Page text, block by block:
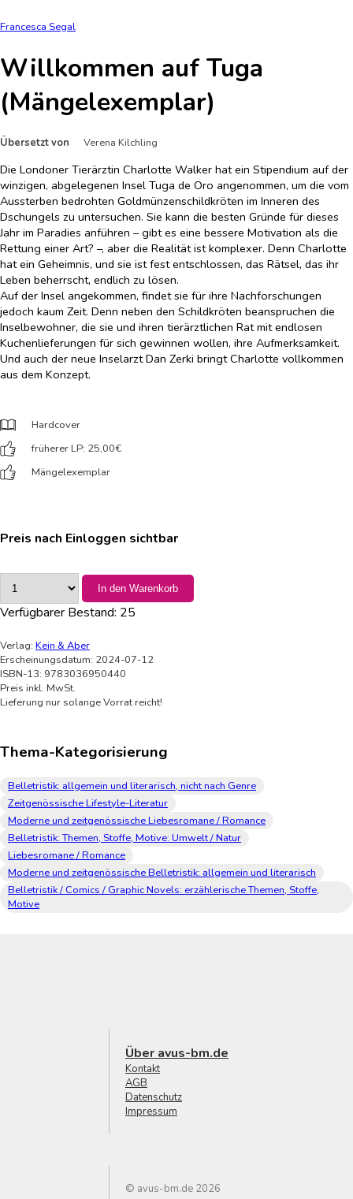
Francesca Segal
Willkommen auf Tuga
(Mängelexemplar)
Übersetzt von Verena Kilchling
Die Londoner Tierärztin Charlotte Walker hat ein Stipendium auf der
winzigen, abgelegenen Insel Tuga de Oro angenommen, um die vom
Aussterben bedrohten Goldmünzenschildkröten im Inneren des
Dschungels zu untersuchen. Sie kann die besten Gründe für dieses
Jahr im Paradies anführen – gibt es eine bessere Motivation als die
Rettung einer Art? –, aber die Realität ist komplexer. Denn Charlotte
hat ein Geheimnis, und sie ist fest entschlossen, das Rätsel, das ihr
Leben beherrscht, endlich zu lösen.
Auf der Insel angekommen, findet sie für ihre Nachforschungen
jedoch kaum Zeit. Denn neben den Schildkröten beanspruchen die
Inselbewohner, die sie und ihren tierärztlichen Rat mit endlosen
Kuchenlieferungen für sich gewinnen wollen, ihre Aufmerksamkeit.
Und auch der neue Inselarzt Dan Zerki bringt Charlotte vollkommen
aus dem Konzept.
Hardcover
früherer LP: 25,00€
Mängelexemplar
Preis nach Einloggen sichtbar
In den Warenkorb
Verfügbarer Bestand: 25
Verlag: Kein & Aber
Erscheinungsdatum: 2024-07-12
ISBN-13: 9783036950440
Preis inkl. MwSt.
Lieferung nur solange Vorrat reicht!
Thema-Kategorisierung
Belletristik: allgemein und literarisch, nicht nach Genre
Zeitgenössische Lifestyle-Literatur
Moderne und zeitgenössische Liebesromane / Romance
Belletristik: Themen, Stoffe, Motive: Umwelt / Natur
Liebesromane / Romance
Moderne und zeitgenössische Belletristik: allgemein und literarisch
Belletristik / Comics / Graphic Novels: erzählerische Themen, Stoffe,
Motive
Über avus-bm.de
Kontakt
AGB
Datenschutz
Impressum
© avus-bm.de 2026